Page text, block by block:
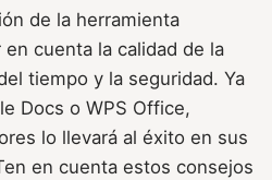
de la herramienta
cuenta la calidad de la
tiempo y la seguridad. Ya
Docs o WPS Office,
lo llevará al éxito en sus
en cuenta estos consejos